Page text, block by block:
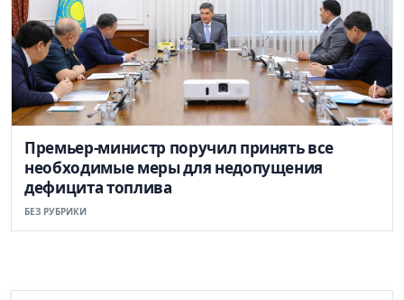
Премьер-министр поручил принять все
необходимые меры для недопущения
дефицита топлива
БЕЗ РУБРИКИ